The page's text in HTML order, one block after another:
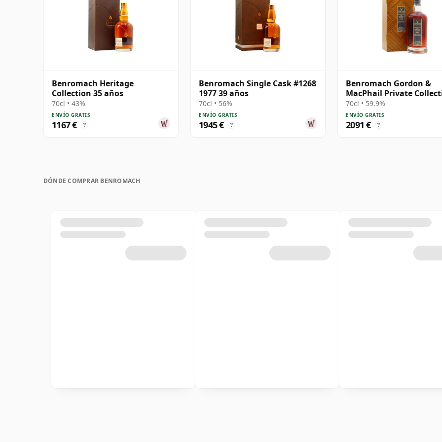
Benromach Heritage
Collection 35 años
70cl • 43%
ENVÍO GRATIS
1167 € ?
Benromach Single Cask #1268
1977 39 años
70cl • 56%
ENVÍO GRATIS
1945 € ?
Benromach Gordon &
MacPhail Private
Single Cask # 1982 39
70cl • 59.9%
ENVÍO GRATIS
2091 € ?
DÓNDE COMPRAR BENROMACH